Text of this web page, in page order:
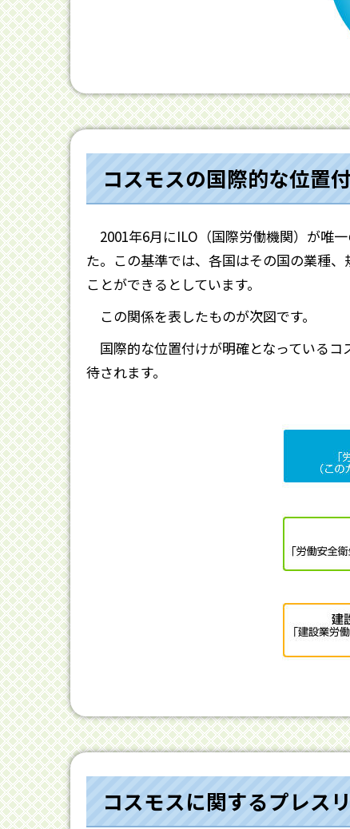
コスモスの国際的な位置
2001年6月にILO（国際労働機関）が唯
た。この基準では、各国はその国の業種
ことができるとしています。
この関係を表したものが次図です。
国際的な位置付けが明確となっている
待されます。
コスモスに関するプレス